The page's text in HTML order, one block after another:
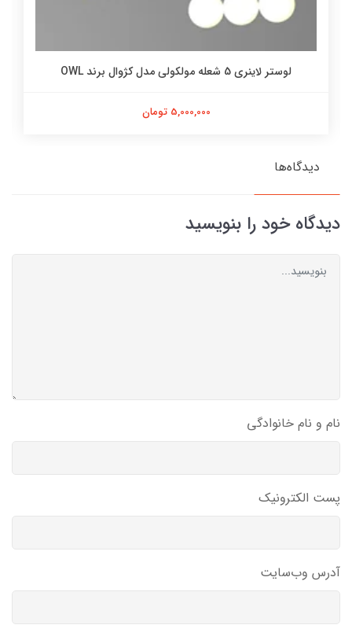
لوستر لاینری 5 شعله مولکولی مدل کژوال برند OWL
5,000,000 تومان
دیدگاه‌ها
دیدگاه خود را بنویسید
نام و نام خانوادگی
پست الکترونیک
آدرس وب‌سایت